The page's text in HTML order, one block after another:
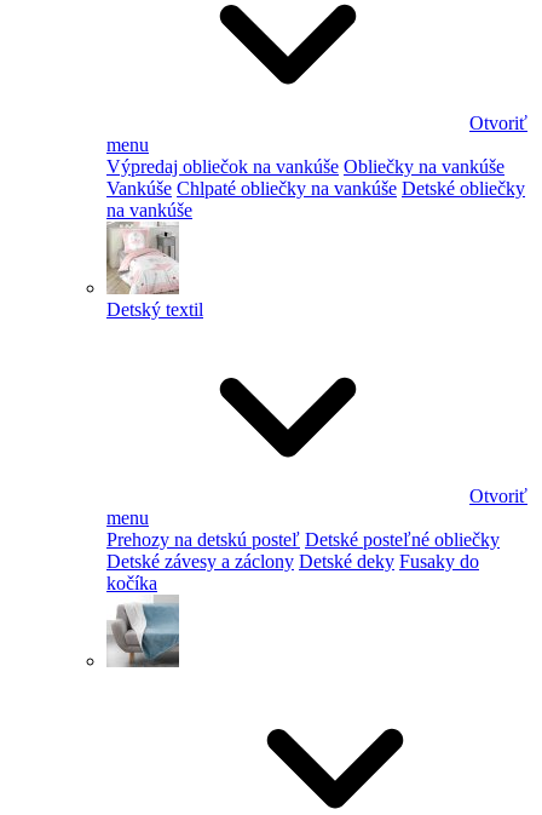
Otvoriť
menu
Výpredaj obliečok na vankúše Obliečky na vankúše
Vankúše Chlpaté obliečky na vankúše Detské obliečky
na vankúše
Detský textil
Otvoriť
menu
Prehozy na detskú posteľ Detské posteľné obliečky
Detské závesy a záclony Detské deky Fusaky do
kočíka